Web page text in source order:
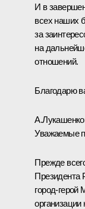
И в
всех наших
за
на
отношений.
Благодарю
Уважаемые
Прежде
Президента
город-герой